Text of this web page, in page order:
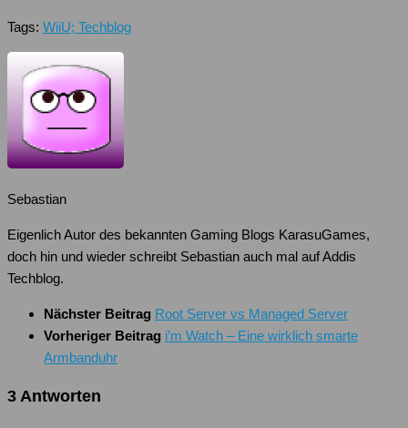
Tags: WiiU; Techblog
Sebastian
Eigenlich Autor des bekannten Gaming Blogs KarasuGames,
doch hin und wieder schreibt Sebastian auch mal auf Addis
Techblog.
Nächster Beitrag Root Server vs Managed Server
Vorheriger Beitrag i’m Watch – Eine wirklich smarte
Armbanduhr
3 Antworten